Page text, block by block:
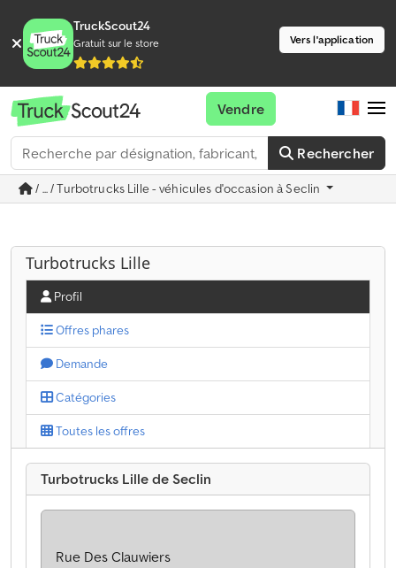
TruckScout24
Gratuit sur le store Vers l'application
Rechercher
Vendre
/ ... / Turbotrucks Lille - véhicules d'occasion à Seclin
Turbotrucks Lille
Profil
Offres phares
Demande
Catégories
Toutes les offres
Turbotrucks Lille de Seclin
Rue Des Clauwiers